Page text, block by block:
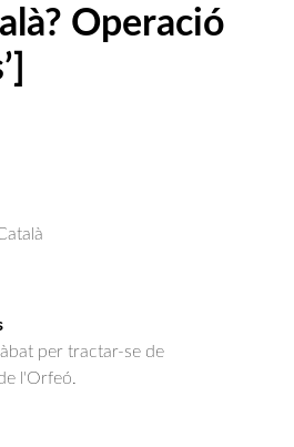
Operació
per tractar-se de
l'Orfeó.